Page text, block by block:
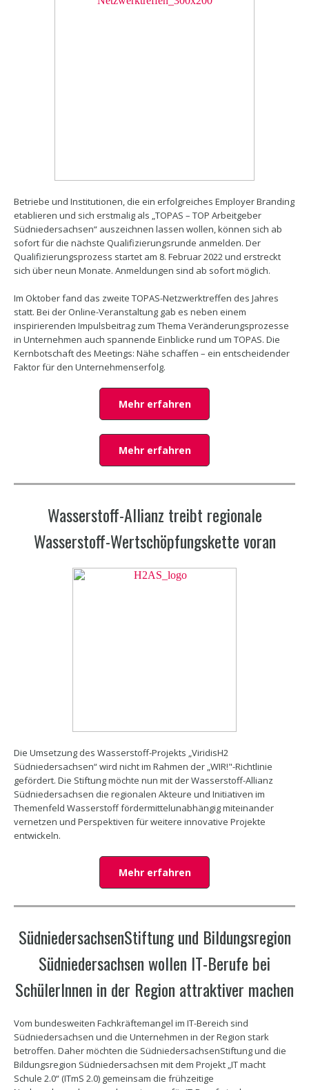
Betriebe und Institutionen, die ein erfolgreiches Employer Branding
etablieren und sich erstmalig als „TOPAS – TOP Arbeitgeber
Südniedersachsen“ auszeichnen lassen wollen, können sich ab
sofort für die nächste Qualifizierungsrunde anmelden. Der
Qualifizierungsprozess startet am 8. Februar 2022 und erstreckt
sich über neun Monate. Anmeldungen sind ab sofort möglich.
Im Oktober fand das zweite TOPAS-Netzwerktreffen des Jahres
statt. Bei der Online-Veranstaltung gab es neben einem
inspirierenden Impulsbeitrag zum Thema Veränderungsprozesse
in Unternehmen auch spannende Einblicke rund um TOPAS. Die
Kernbotschaft des Meetings: Nähe schaffen – ein entscheidender
Faktor für den Unternehmenserfolg.
Mehr erfahren
Mehr erfahren
Wasserstoff-Allianz treibt regionale
Wasserstoff-Wertschöpfungskette voran
Die Umsetzung des Wasserstoff-Projekts „ViridisH2
Südniedersachsen“ wird nicht im Rahmen der „WIR!"-Richtlinie
gefördert. Die Stiftung möchte nun mit der Wasserstoff-Allianz
Südniedersachsen die regionalen Akteure und Initiativen im
Themenfeld Wasserstoff fördermittelunabhängig miteinander
vernetzen und Perspektiven für weitere innovative Projekte
entwickeln.
Mehr erfahren
SüdniedersachsenStiftung und Bildungsregion
Südniedersachsen wollen IT-Berufe bei
SchülerInnen in der Region attraktiver machen
Vom bundesweiten Fachkräftemangel im IT-Bereich sind
Südniedersachsen und die Unternehmen in der Region stark
betroffen. Daher möchten die SüdniedersachsenStiftung und die
Bildungsregion Südniedersachsen mit dem Projekt „IT macht
Schule 2.0“ (ITmS 2.0) gemeinsam die frühzeitige